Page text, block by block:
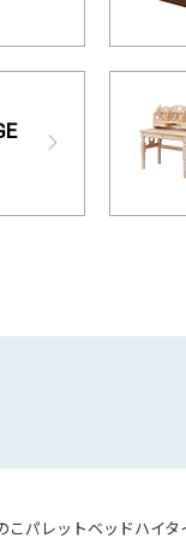
パレットベッドハイタ